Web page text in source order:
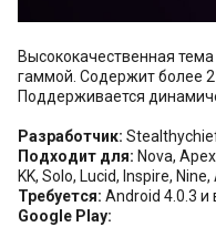
Высококачественная
гаммой. Содержит более
Поддерживается
Разработчик:
Подходит для: Nova,
KK, Solo, Lucid, Inspire, Nine,
Требуется: Android 4.0.3
Google Play: